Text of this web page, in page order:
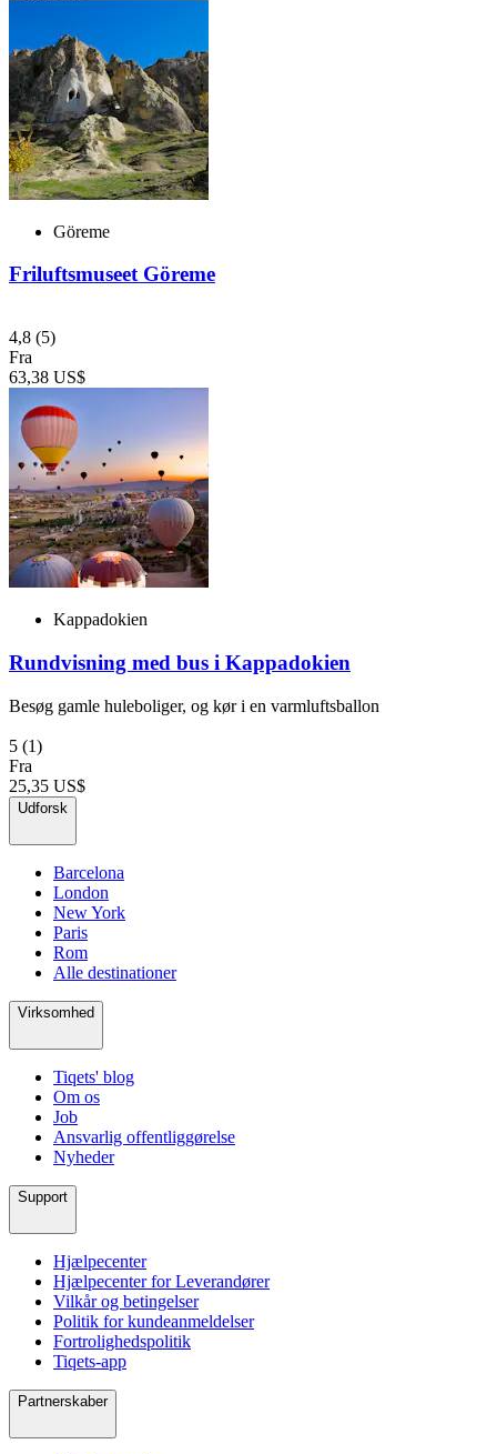
Göreme
Friluftsmuseet Göreme
4,8 (5)
Fra
63,38 US$
Kappadokien
Rundvisning med bus i Kappadokien
Besøg gamle huleboliger, og kør i en varmluftsballon
5 (1)
Fra
25,35 US$
Udforsk
Barcelona
London
New York
Paris
Rom
Alle destinationer
Virksomhed
Tiqets' blog
Om os
Job
Ansvarlig offentliggørelse
Nyheder
Support
Hjælpecenter
Hjælpecenter for Leverandører
Vilkår og betingelser
Politik for kundeanmeldelser
Fortrolighedspolitik
Tiqets-app
Partnerskaber